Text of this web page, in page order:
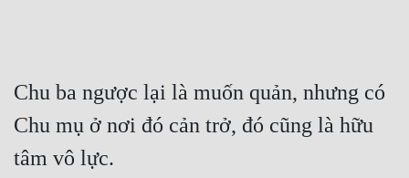
Chu ba ngược lại là muốn quản, nhưng có
Chu mụ ở nơi đó cản trở, đó cũng là hữu
tâm vô lực.